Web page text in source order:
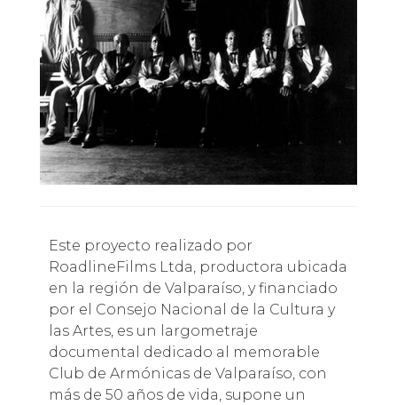
Este proyecto realizado por
RoadlineFilms Ltda, productora ubicada
en la región de Valparaíso, y financiado
por el Consejo Nacional de la Cultura y
las Artes, es un largometraje
documental dedicado al memorable
Club de Armónicas de Valparaíso, con
más de 50 años de vida, supone un